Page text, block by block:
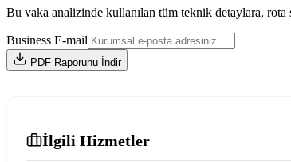
Bu vaka analizinde kullanılan tüm teknik detaylara, rota
Business E-mail
PDF Raporunu İndir
İlgili Hizmetler